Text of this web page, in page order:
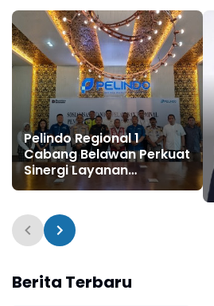
Pelindo Regional 1
Cabang Belawan Perkuat
Sinergi Layanan
Penumpang melalui
Pelayanan
Berita Terbaru